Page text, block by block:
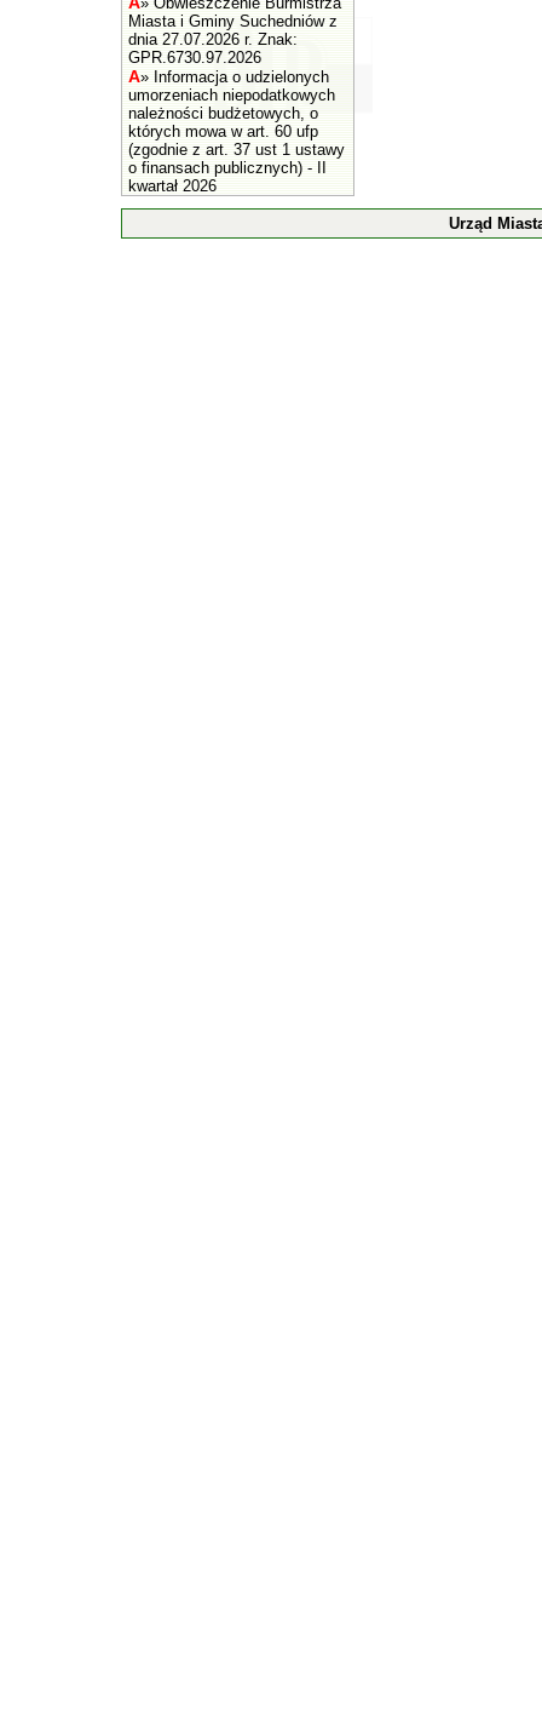
Miasta i Gminy Suchedniów z
dnia 27.07.2026 r. Znak:
GPR.6730.97.2026
A» Informacja o udzielonych
umorzeniach niepodatkowych
należności budżetowych, o
których mowa w art. 60 ufp
(zgodnie z art. 37 ust 1 ustawy
o finansach publicznych) - II
kwartał 2026
Urząd